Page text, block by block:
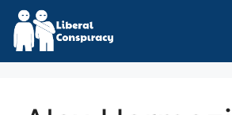
Skip
content